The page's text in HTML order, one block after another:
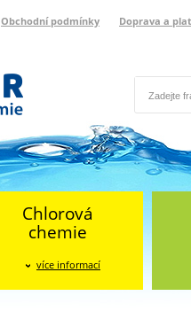
Obchodní podmínky Doprava a
Chlorová
chemie
více informací